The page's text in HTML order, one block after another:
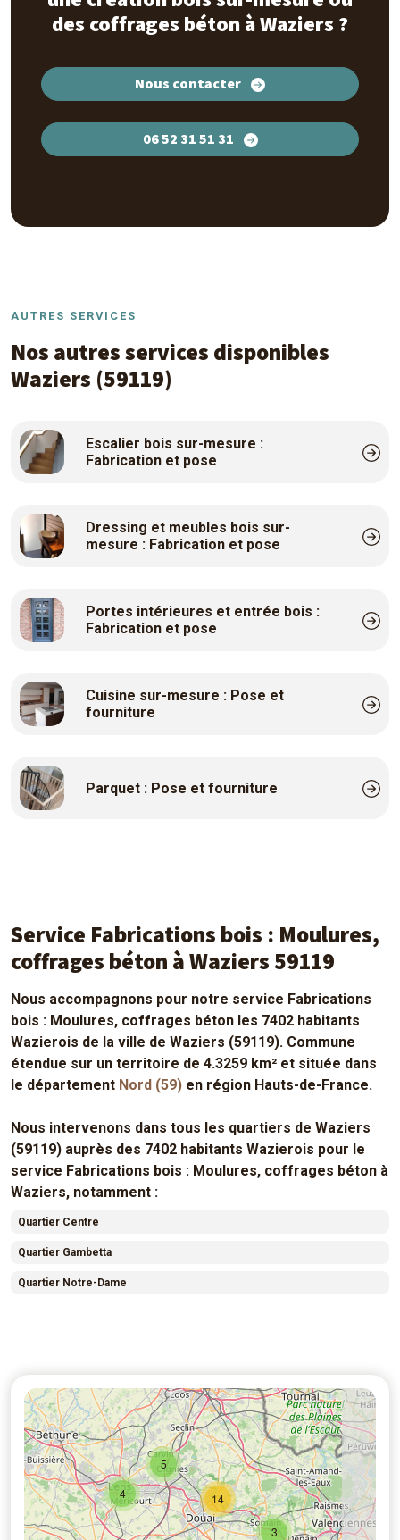
des coffrages béton à Waziers ?
Nous contacter
06 52 31 51 31
AUTRES SERVICES
Nos autres services disponibles
Waziers (59119)
Escalier bois sur-mesure :
Fabrication et pose
Dressing et meubles bois sur-
mesure : Fabrication et pose
Portes intérieures et entrée bois :
Fabrication et pose
Cuisine sur-mesure : Pose et
fourniture
Parquet : Pose et fourniture
Service Fabrications bois : Moulures,
coffrages béton à Waziers 59119
Nous accompagnons pour notre service Fabrications
bois : Moulures, coffrages béton les 7402 habitants
Wazierois de la ville de Waziers (59119). Commune
étendue sur un territoire de 4.3259 km² et située dans
le département Nord (59) en région Hauts-de-France.
Nous intervenons dans tous les quartiers de Waziers
(59119) auprès des 7402 habitants Wazierois pour le
service Fabrications bois : Moulures, coffrages béton à
Waziers, notamment :
Quartier Centre
Quartier Gambetta
Quartier Notre-Dame
4
5
3
14